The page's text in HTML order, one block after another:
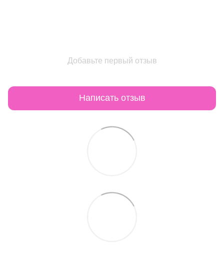
Добавьте первый отзыв
Написать отзыв